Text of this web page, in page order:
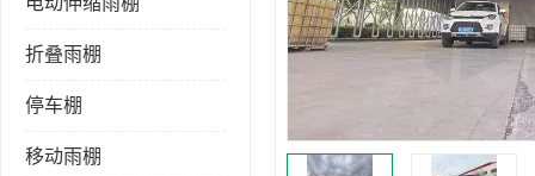
折叠雨棚
停车棚
移动雨棚